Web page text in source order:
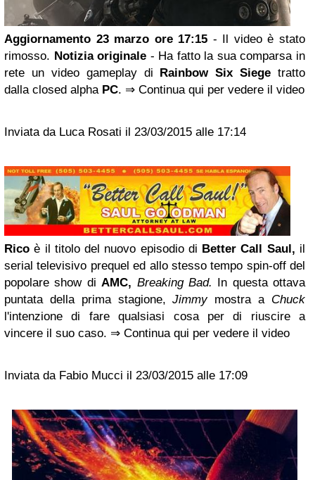
Aggiornamento 23 marzo ore 17:15 - Il video è stato
rimosso. Notizia originale - Ha fatto la sua comparsa in
rete un video gameplay di Rainbow Six Siege tratto
dalla closed alpha PC. ⇒ Continua qui per vedere il video
Inviata da Luca Rosati il 23/03/2015 alle 17:14
Rico è il titolo del nuovo episodio di Better Call Saul, il
serial televisivo prequel ed allo stesso tempo spin-off del
popolare show di AMC, Breaking Bad. In questa ottava
puntata della prima stagione,Jimmymostra a Chuck
l'intenzione di fare qualsiasi cosa per di riuscire a
vincere il suo caso. ⇒ Continua qui per vedere il video
Inviata da Fabio Mucci il 23/03/2015 alle 17:09